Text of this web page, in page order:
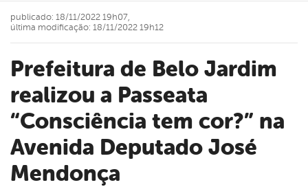
Prefeitura de Belo Jardim
realizou a Passeata
“Consciência tem cor?” na
Avenida Deputado José
Mendonça
publicado: 18/11/2022 19h07,
última modificação: 18/11/2022 19h12